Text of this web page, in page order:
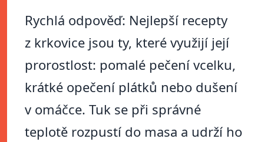
Rychlá odpověď: Nejlepší recepty
z krkovice jsou ty, které využijí její
prorostlost: pomalé pečení vcelku,
krátké opečení plátků nebo dušení
v omáčce. Tuk se při správné
teplotě rozpustí do masa a udrží ho